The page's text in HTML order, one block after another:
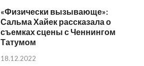
«Физически вызывающе»:
Сальма Хайек рассказала о
съемках сцены с Ченнингом
Татумом
18.12.2022